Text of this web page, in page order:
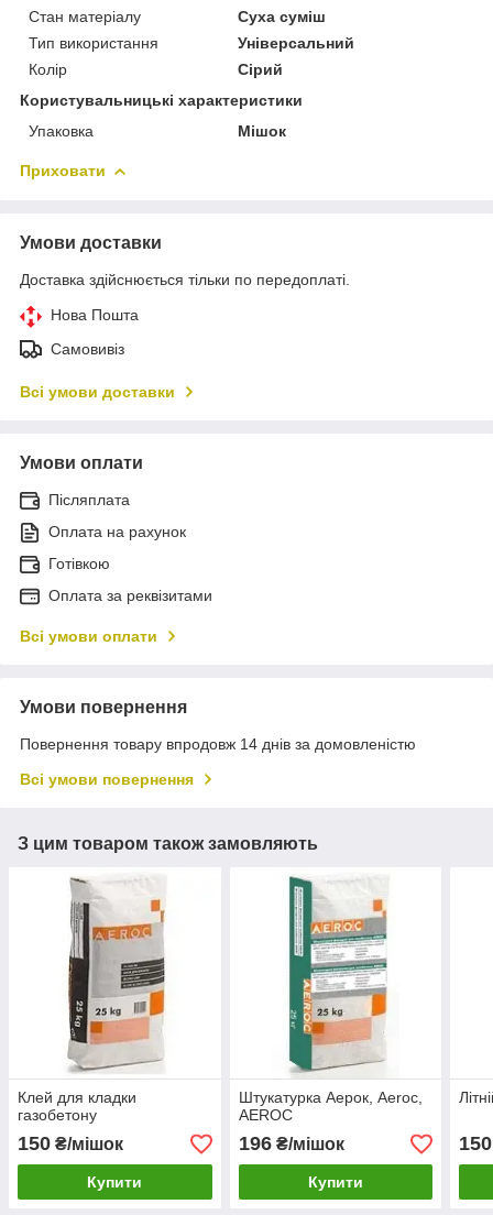
Стан матеріалу
Суха суміш
Тип використання
Універсальний
Колір
Сірий
Користувальницькі характеристики
Упаковка
Мішок
Приховати
Умови доставки
Доставка здійснюється тільки по передоплаті.
Нова Пошта
Самовивіз
Всі умови доставки
Умови оплати
Післяплата
Оплата на рахунок
Готівкою
Оплата за реквізитами
Всі умови оплати
Умови повернення
Повернення товару впродовж 14 днів за домовленістю
Всі умови повернення
З цим товаром також замовляють
Клей для кладки
газобетону
150 ₴/мішок
Купити
Штукатурка Аерок, Aeroc,
AEROC
196₴/мішок
Купити
150